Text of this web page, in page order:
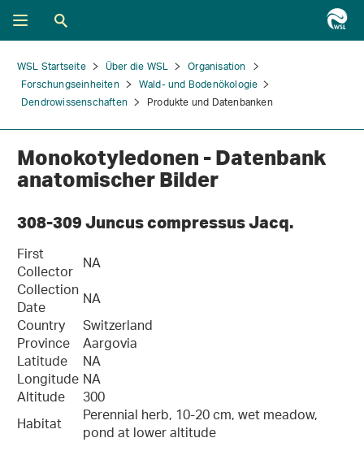
WSL Startseite Über die WSL
Organisation
Forschungseinheiten
Wald- und Bodenökologie
Dendrowissenschaften
Produkte und Datenbanken
Monokotyledonen - Datenbank
anatomischer Bilder
308-309 Juncus compressus Jacq.
First
Collector NA
Collection
Date
NA
Country
Switzerland
Province Aargovia
Latitude NA
LongitudeNA
Altitude
300
Habitat
Perennial herb, 10-20 cm, wet meadow,
pond at lower altitude